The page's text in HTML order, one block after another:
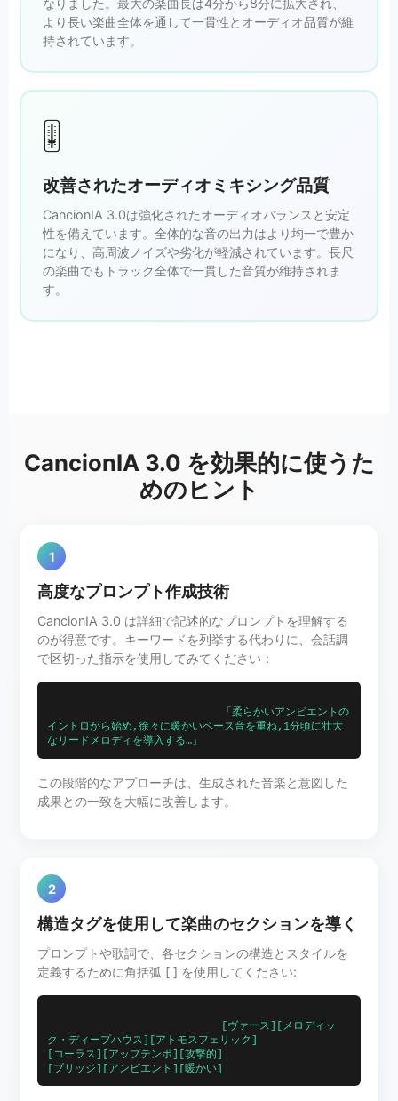
なりました。最大の楽曲長は4分から8分に拡大され、
より長い楽曲全体を通して一貫性とオーディオ品質が維
持されています。
🎚️
改善されたオーディオミキシング品質
CancionIA 3.0は強化されたオーディオバランスと安定
性を備えています。全体的な音の出力はより均一で豊か
になり、高周波ノイズや劣化が軽減されています。長尺
の楽曲でもトラック全体で一貫した音質が維持されま
す。
CancionIA 3.0 を効果的に使うた
めのヒント
1
高度なプロンプト作成技術
CancionIA 3.0 は詳細で記述的なプロンプトを理解する
のが得意です。キーワードを列挙する代わりに、会話調
で区切った指示を使用してみてください：
イントロから始め,徐々に暖かいベース音を重ね,1分頃に壮大
この段階的なアプローチは、生成された音楽と意図した
成果との一致を大幅に改善します。
2
構造タグを使用して楽曲のセクションを導く
プロンプトや歌詞で、各セクションの構造とスタイルを
定義するために角括弧 [ ] を使用してください:
ク・ディープハウス][アトモスフェリック]
[コーラス][アップテンポ][攻撃的]